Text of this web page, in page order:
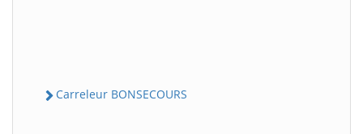
Carreleur BONSECOURS